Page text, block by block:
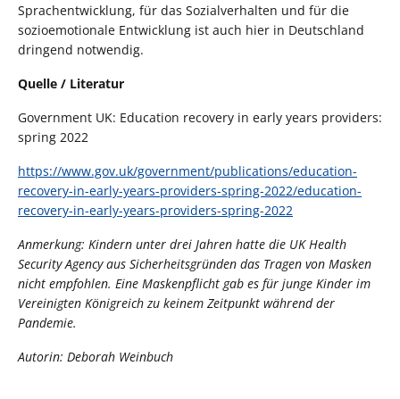
Sprachentwicklung, für das Sozialverhalten und für die
sozioemotionale Entwicklung ist auch hier in Deutschland
dringend notwendig.
Quelle / Literatur
Government UK: Education recovery in early years providers:
spring 2022
https://www.gov.uk/government/publications/education-
recovery-in-early-years-providers-spring-2022/education-
recovery-in-early-years-providers-spring-2022
Anmerkung: Kindern unter drei Jahren hatte die UK Health
Security Agency aus Sicherheitsgründen das Tragen von Masken
nicht empfohlen. Eine Maskenpflicht gab es für junge Kinder im
Vereinigten Königreich zu keinem Zeitpunkt während der
Pandemie.
Autorin: Deborah Weinbuch